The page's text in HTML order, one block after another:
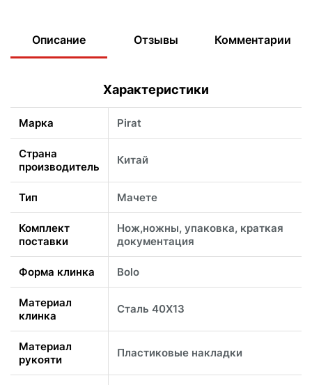
Описание Отзывы Комментарии
Характеристики
Марка Pirat
Страна
производитель
Китай
Тип Мачете
Комплект
поставки
Нож,ножны, упаковка, краткая
документация
Форма клинка Bolo
Материал
клинка
Сталь 40Х13
Материал
рукояти
Пластиковые накладки